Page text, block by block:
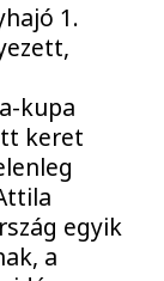
1.
kupa
keret
egyik
a